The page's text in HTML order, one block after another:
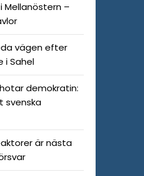
Mellanöstern –
vägen efter
i Sahel
demokratin:
svenska
är nästa